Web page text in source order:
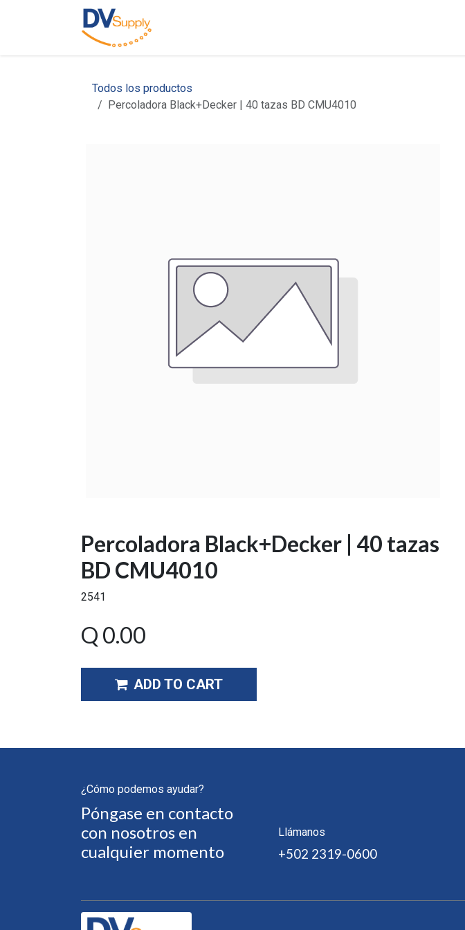
Todos los productos
Percoladora Black+Decker | 40 tazas BD CMU4010
Percoladora Black+Decker | 40 tazas
BD CMU4010
2541
Q 0.00
ADD TO CART
¿Cómo podemos ayudar?
Póngase en contacto
con nosotros en
cualquier momento
Llámanos
+502 2319-0600